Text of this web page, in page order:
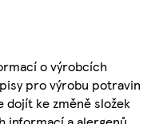
o výrobcích
pro výrobu potravin
dojít ke změně složek